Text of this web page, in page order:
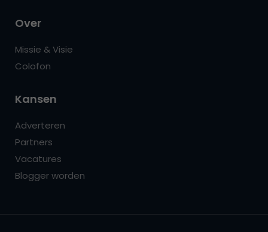
Over
Missie & Visie
Colofon
Kansen
Adverteren
Partners
Vacatures
Blogger worden